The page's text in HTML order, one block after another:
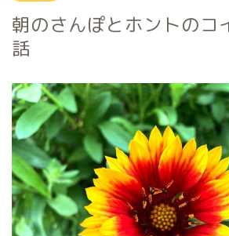
朝のさんぽとホントのコ
話